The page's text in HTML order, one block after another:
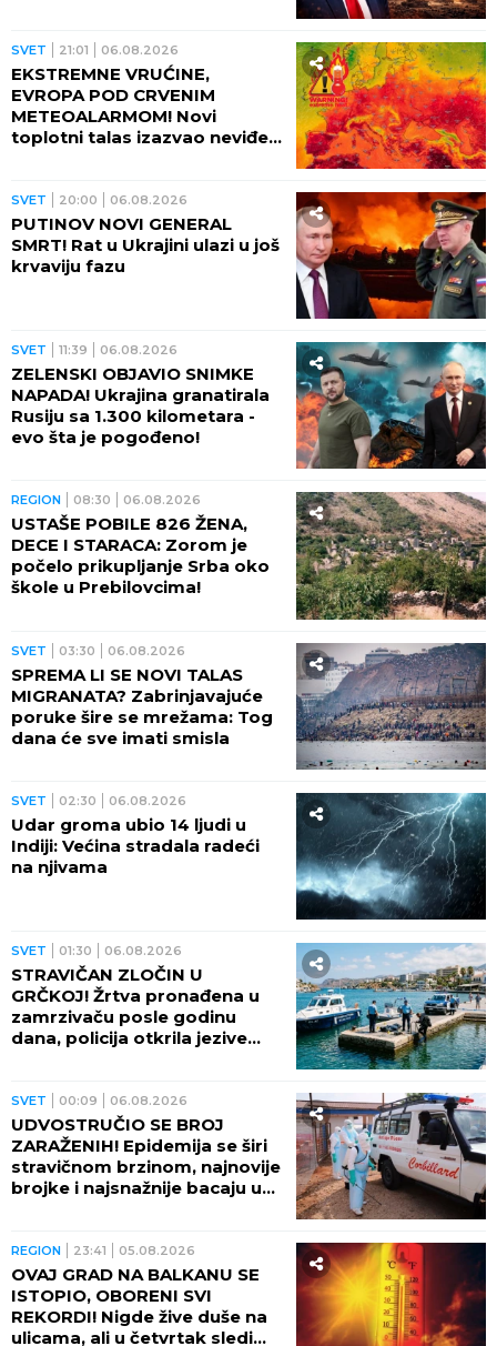
SVET 21:01 06.08.2026
EKSTREMNE VRUĆINE,
EVROPA POD CRVENIM
METEOALARMOM! Novi
toplotni talas izazvao neviđeni
SVET 20:00 06.08.2026
PUTINOV NOVI GENERAL
SMRT! Rat u Ukrajini ulazi u još
krvaviju fazu
SVET 11:39 06.08.2026
ZELENSKI OBJAVIO SNIMKE
NAPADA! Ukrajina granatirala
Rusiju sa 1.300 kilometara -
evo šta je pogođeno!
REGION 08:30 06.08.2026
USTAŠE POBILE 826 ŽENA,
DECE I STARACA: Zorom je
počelo prikupljanje Srba oko
škole u Prebilovcima!
SVET 03:30 06.08.2026
SPREMA LI SE NOVI TALAS
MIGRANATA? Zabrinjavajuće
poruke šire se mrežama: Tog
dana će sve imati smisla
SVET 02:30 06.08.2026
Udar groma ubio 14 ljudi u
Indiji: Većina stradala radeći
na njivama
SVET 01:30 06.08.2026
STRAVIČAN ZLOČIN U
GRČKOJ! Žrtva pronađena u
zamrzivaču posle godinu
dana, policija otkrila jezive
SVET 00:09 06.08.2026
UDVOSTRUČIO SE BROJ
ZARAŽENIH! Epidemija se širi
stravičnom brzinom, najnovije
brojke i najsnažnije bacaju u
REGION 23:41 05.08.2026
OVAJ GRAD NA BALKANU SE
ISTOPIO, OBORENI SVI
REKORDI! Nigde žive duše na
ulicama, ali u četvrtak sledi